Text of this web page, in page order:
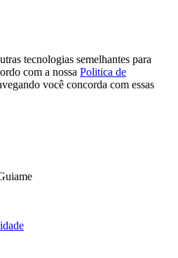
tecnologias semelhantes para
com a nossa Politica de
você concorda com essas